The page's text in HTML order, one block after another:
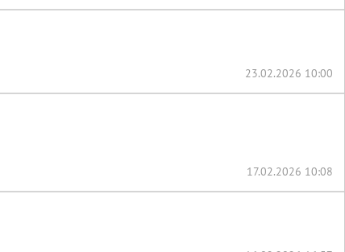
23.02.2026 10:00
17.02.2026 10:08